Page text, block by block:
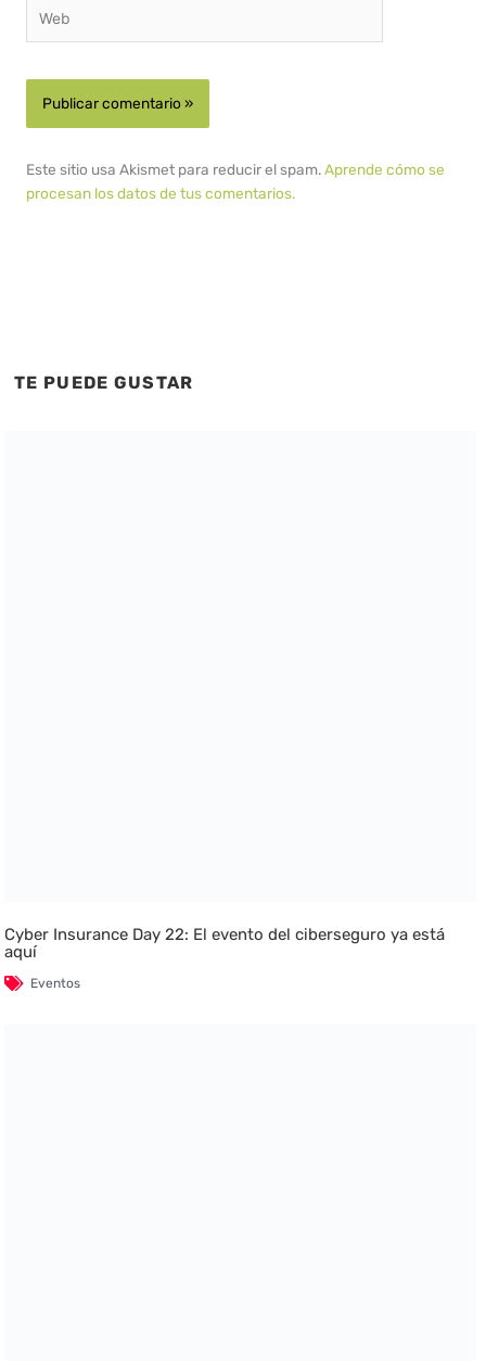
Este sitio usa Akismet para reducir el spam.Aprende cómo se
procesan los datos de tus comentarios.
TE PUEDE GUSTAR
Cyber Insurance Day 22: El evento del ciberseguro ya está
aquí
Eventos